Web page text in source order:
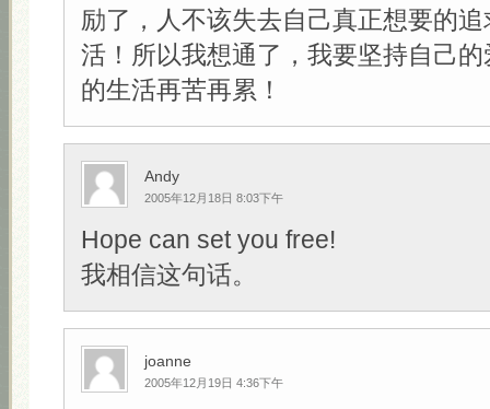
励了，人不该失去自己真正想要的
活！所以我想通了，我要坚持自己
的生活再苦再累！
Andy
2005年12月18日 8:03下午
Hope can set you free!
我相信这句话。
joanne
2005年12月19日 4:36下午